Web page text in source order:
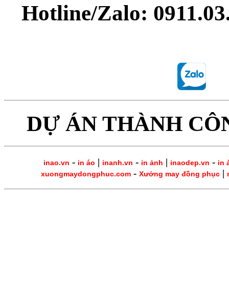
Hotline/Zalo:
DỰ ÁN THÀNH
inao.vn - in áo | inanh.vn - in ảnh | inaodep.vn - in
xuongmaydongphuc.com- Xưởng may đồng phục|